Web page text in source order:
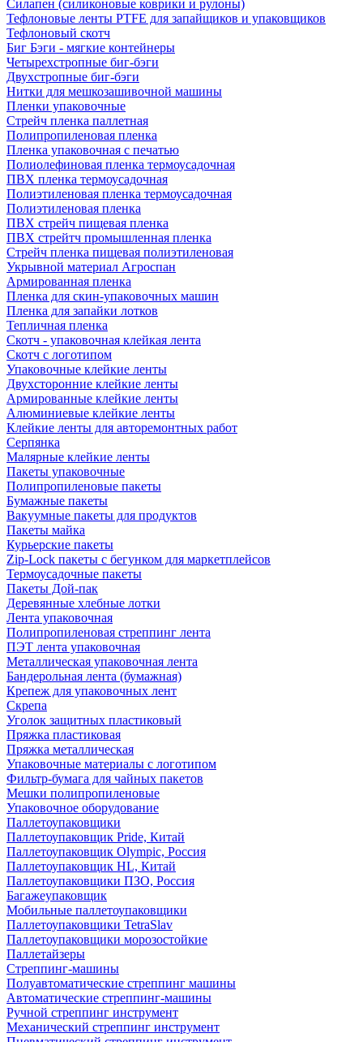
Силапен (силиконовые коврики и рулоны)
Тефлоновые ленты PTFE для запайщиков и упаковщиков
Тефлоновый скотч
Биг Бэги - мягкие контейнеры
Четырехстропные биг-бэги
Двухстропные биг-бэги
Нитки для мешкозашивочной машины
Пленки упаковочные
Стрейч пленка паллетная
Полипропиленовая пленка
Пленка упаковочная с печатью
Полиолефиновая пленка термоусадочная
ПВХ пленка термоусадочная
Полиэтиленовая пленка термоусадочная
Полиэтиленовая пленка
ПВХ стрейч пищевая пленка
ПВХ стрейтч промышленная пленка
Стрейч пленка пищевая полиэтиленовая
Укрывной материал Агроспан
Армированная пленка
Пленка для скин-упаковочных машин
Пленка для запайки лотков
Тепличная пленка
Скотч - упаковочная клейкая лента
Скотч с логотипом
Упаковочные клейкие ленты
Двухсторонние клейкие ленты
Армированные клейкие ленты
Алюминиевые клейкие ленты
Клейкие ленты для авторемонтных работ
Серпянка
Малярные клейкие ленты
Пакеты упаковочные
Полипропиленовые пакеты
Бумажные пакеты
Вакуумные пакеты для продуктов
Пакеты майка
Курьерские пакеты
Zip-Lock пакеты с бегунком для маркетплейсов
Термоусадочные пакеты
Пакеты Дой-пак
Деревянные хлебные лотки
Лента упаковочная
Полипропиленовая стреппинг лента
ПЭТ лента упаковочная
Металлическая упаковочная лента
Бандерольная лента (бумажная)
Крепеж для упаковочных лент
Скрепа
Уголок защитных пластиковый
Пряжка пластиковая
Пряжка металлическая
Упаковочные материалы с логотипом
Фильтр-бумага для чайных пакетов
Мешки полипропиленовые
Упаковочное оборудование
Паллетоупаковщики
Паллетоупаковщик Pride, Китай
Паллетоупаковщик Olympic, Россия
Паллетоупаковщик HL, Китай
Паллетоупаковщики ПЗО, Россия
Багажеупаковщик
Мобильные паллетоупаковщики
Паллетоупаковщики TetraSlav
Паллетоупаковщики морозостойкие
Паллетайзеры
Стреппинг-машины
Полуавтоматические стреппинг машины
Автоматические стреппинг-машины
Ручной стреппинг инструмент
Механический стреппинг инструмент